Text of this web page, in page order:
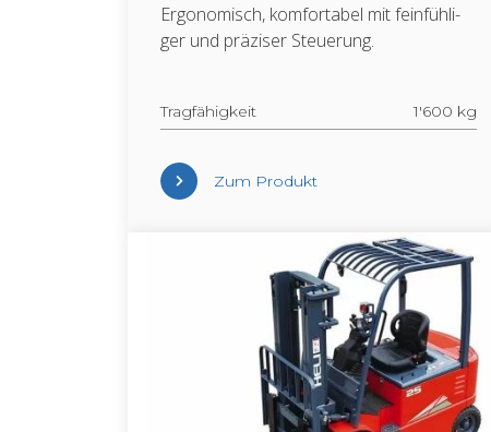
Er­go­no­misch, kom­for­ta­bel mit fein­füh­li­
ger und prä­zi­ser Steue­rung.
Trag­fä­hig­keit 1'600 kg
Zum Pro­dukt